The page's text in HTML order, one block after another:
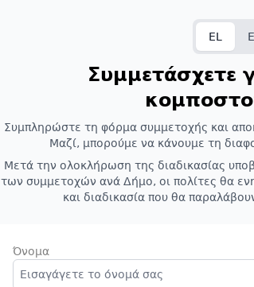
EL
Συμμετάσχετε
Συμπληρώστε τη φόρμα συμμετοχής και
Μαζί, μπορούμε να κάνουμε τη
Μετά την ολοκλήρωση της διαδικασίας
των συμμετοχών ανά Δήμο, οι πολίτες θα
και διαδικασία που θα
Όνομα